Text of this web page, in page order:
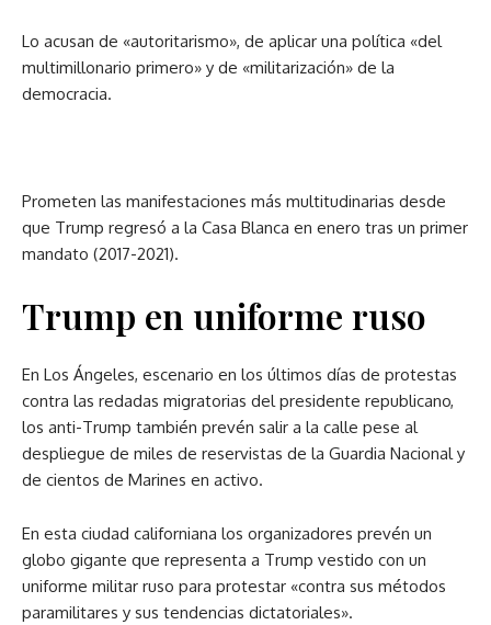
Lo acusan de «autoritarismo», de aplicar una política «del
multimillonario primero» y de «militarización» de la
democracia.
Prometen las manifestaciones más multitudinarias desde
que Trump regresó a la Casa Blanca en enero tras un primer
mandato (2017-2021).
Trump en uniforme ruso
En Los Ángeles, escenario en los últimos días de protestas
contra las redadas migratorias del presidente republicano,
los anti-Trump también prevén salir a la calle pese al
despliegue de miles de reservistas de la Guardia Nacional y
de cientos de Marines en activo.
En esta ciudad californiana los organizadores prevén un
globo gigante que representa a Trump vestido con un
uniforme militar ruso para protestar «contra sus métodos
paramilitares y sus tendencias dictatoriales».